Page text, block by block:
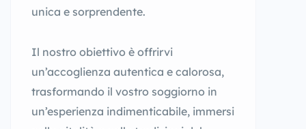
unica e sorprendente.
Il nostro obiettivo è offrirvi
un’accoglienza autentica e calorosa,
trasformando il vostro soggiorno in
un’esperienza indimenticabile, immersi